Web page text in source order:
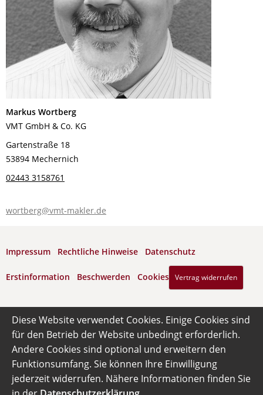
Markus Wortberg
VMT GmbH & Co. KG
Gartenstraße 18
53894 Mechernich
02443 3158761
wortberg@vmt-makler.de
Impressum Rechtliche Hinweise Datenschutz
Erstinformation Beschwerden Cookies Vertrag widerrufen
Diese Website verwendet Cookies. Einige Cookies sind
für den Betrieb der Website unbedingt erforderlich.
Andere Cookies sind optional und erweitern den
Funktionsumfang. Sie können Ihre Einwilligung
jederzeit widerrufen. Nähere Informationen finden Sie